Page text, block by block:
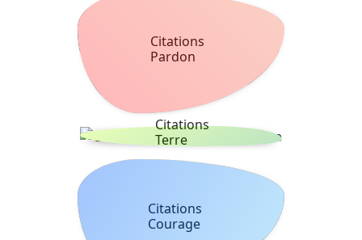
Citations
Pardon
Citations
Terre
Citations
Courage